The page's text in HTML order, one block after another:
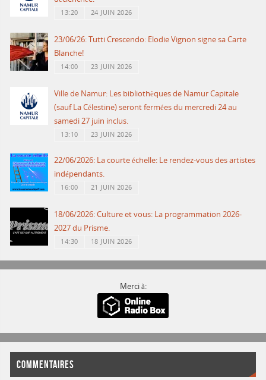
13:20 24 JUIN 2026
23/06/26: Tutti Crescendo: Elodie Vignon signe sa Carte
Blanche!
14:00 23 JUIN 2026
Ville de Namur: Les bibliothèques de Namur Capitale
(sauf La Célestine) seront fermées du mercredi 24 au
samedi 27 juin inclus.
13:10 23 JUIN 2026
22/06/2026: La courte échelle: Le rendez-vous des artistes
indépendants.
16:00 21 JUIN 2026
18/06/2026: Culture et vous: La programmation 2026-
2027 du Prisme.
14:30 18 JUIN 2026
Merci à:
COMMENTAIRES